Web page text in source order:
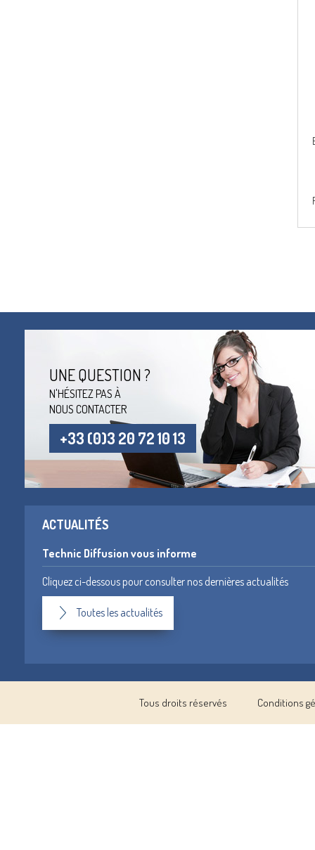
UNE QUESTION ?
N'HÉSITEZ PAS À
NOUS CONTACTER
+33 (0)3 20 72 10 13
ACTUALITÉS
Technic Diffusion vous informe
Cliquez ci-dessous pour consulter nos dernières actualités
Toutes les actualités
Tous droits réservés Conditions